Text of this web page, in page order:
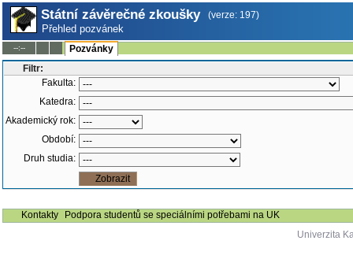
Státní závěrečné zkoušky (verze: 197)
Přehled pozvánek
--:--
Pozvánky
Filtr:
Fakulta:
Katedra:
Akademický rok:
Období:
Druh studia:
Kontakty
Podpora studentů se speciálními potřebami na UK
Univerzita